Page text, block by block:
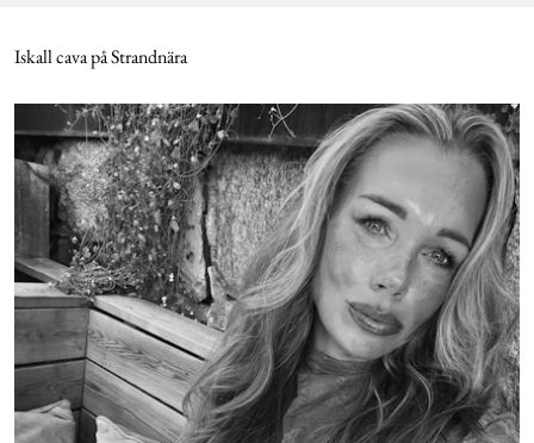
Iskall cava på Strandnära